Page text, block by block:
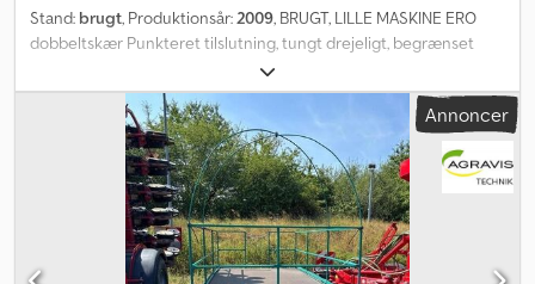
Stand: brugt, Produktionsår: 2009, BRUGT, LILLE MASKINE ERO
dobbeltskær Punkteret tilslutning, tungt drejeligt, begrænset
anvendelighed -> diverse hydraulikledninger er blevet
afmonteret. Dwsdpfx Ajzr Afwjmyja
Annoncer